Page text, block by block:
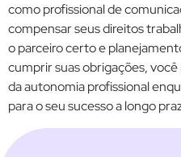
como profissional de
compensar seus direitos
o parceiro certo e
cumprir suas obrigações,
da autonomia profissional
para o seu sucesso a longo